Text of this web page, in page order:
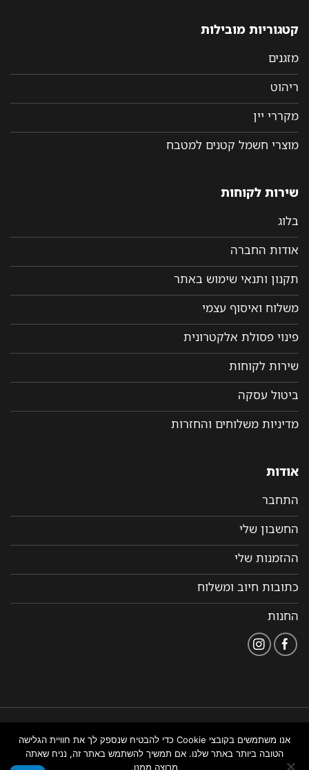
קטגוריות מובילות
מזגנים
ריהוט
מקררי יין
מוצרי חשמל קטנים למטבח
שירות לקוחות
בלוג
אודות החברה
תקנון ותנאי שימוש באתר
משלוח ואיסוף עצמי
פינוי פסולת אלקטרונית
שירות לקוחות
ביטול עסקה
מדיניות משלוחים והחזרות
אודות
התחבר
החשבון שלי
ההזמנות שלי
כתובות חיוב ומשלוח
החנות
נגישות
באתר
ניהול אתרים
אנו משתמשים בקובצי Cookie כדי להבטיח שנספק לך את חוויית הגלישה
הטובה ביותר באתר שלנו. אם תמשיך להשתמש באתר זה, נניח שאתה
מרוצה ממנו.